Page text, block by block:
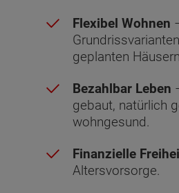
Flexibel Wohnen
geplanten
Bezahlbar Leben
gebaut, natürlich
wohngesund.
Finanzielle
Altersvorsorge.